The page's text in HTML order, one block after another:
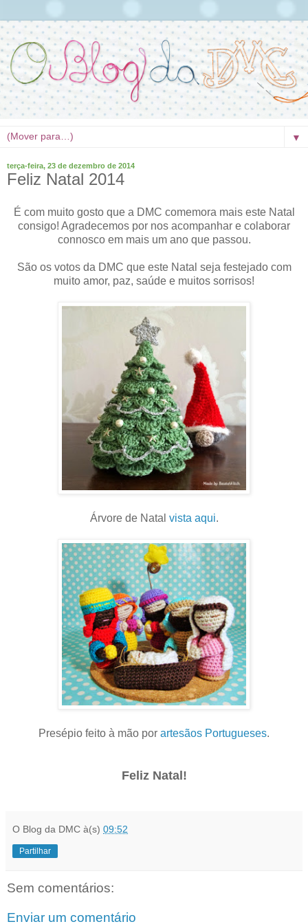
▼
terça-feira, 23 de dezembro de 2014
Feliz Natal 2014
É com muito gosto que a DMC comemora mais este Natal
consigo! Agradecemos por nos acompanhar e colaborar
connosco em mais um ano que passou.
São os votos da DMC que este Natal seja festejado com
muito amor, paz, saúde e muitos sorrisos!
Árvore de Natal vista aqui.
Presépio feito à mão por artesãos Portugueses.
Feliz Natal!
O Blog da DMC à(s) 09:52
Partilhar
Sem comentários:
Enviar um comentário